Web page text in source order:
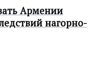
Армении
нагорно-